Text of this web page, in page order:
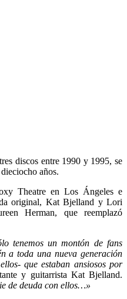
discos entre 1990 y 1995, se
años.
Theatre en Los Ángeles e
original, Kat Bjelland y Lori
Herman, que reemplazó
tenemos un montón de fans
a toda una nueva generación
que estaban ansiosos por
y guitarrista Kat Bjelland.
de deuda con ellos…»